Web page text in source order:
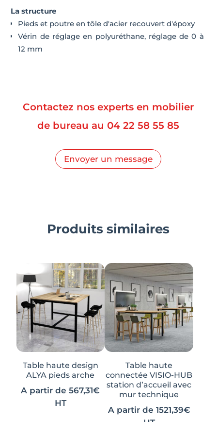
La structure
Pieds et poutre en tôle d'acier recouvert d'époxy
Vérin de réglage en polyuréthane, réglage de 0 à
12 mm
Contactez nos experts en mobilier
de bureau au 04 22 58 55 85
Envoyer un message
Produits similaires
Table haute design
ALYA pieds arche
A partir de567,31€
HT
Table haute
connectée VISIO-HUB
station d’accueil avec
mur technique
A partir de 1521,39€